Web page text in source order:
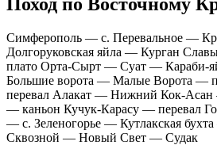
Симферополь — с. Перевальное —
Долгоруковская яйла — Курган
плато Орта-Сырт — Суат — Караби-
Большие ворота — Малые Ворота —
перевал Алакат — Нижний Кок-
— каньон Кучук-Карасу — перевал
— с. Зеленогорье — Кутлакская
Сквозной — Новый Свет — Судак